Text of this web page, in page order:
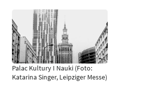
Palac Kultury I Nauki (Foto:
Katarina Singer, Leipziger Messe)